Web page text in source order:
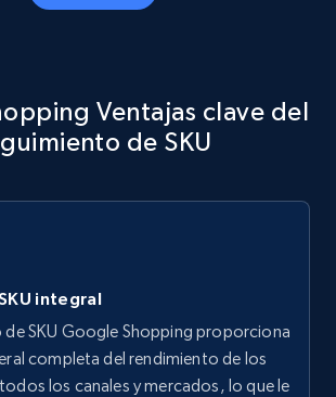
Brand, Description, Initial
- find products by using
Ventajas clave del
de SKU
integral
de SKU Google Shopping proporciona
completa del rendimiento de los
los canales y mercados, lo que le